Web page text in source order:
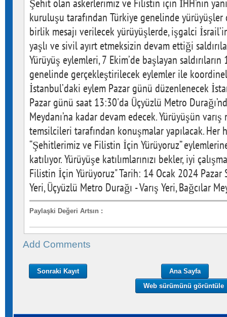
Şehit olan askerlerimiz ve Filistin için İHH’nın
kuruluşu tarafından Türkiye genelinde yürüyüşler
birlik mesajı verilecek yürüyüşlerde, işgalci
yaşlı ve sivil ayırt etmeksizin devam ettiği
Yürüyüş eylemleri, 7 Ekim’de başlayan
genelinde gerçekleştirilecek eylemler ile
İstanbul’daki eylem Pazar günü düzenlenecek
Pazar günü saat 13:30'da Üçyüzlü Metro
Meydanı’na kadar devam edecek. Yürüyüşün
temsilcileri tarafından konuşmalar yapılacak. Her
“Şehitlerimiz ve Filistin İçin Yürüyoruz”
katılıyor. Yürüyüşe katılımlarınızı bekler, iyi
Filistin İçin Yürüyoruz" Tarih: 14 Ocak 2024 Pazar
Yeri, Üçyüzlü Metro Durağı - Varış Yeri, Bağcılar
Paylaşki Değeri Artsın :
Add Comments
Sonraki Kayıt
Ana Sayfa
Web sürümünü görüntüle